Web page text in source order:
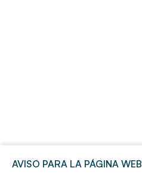
AVISO PARA LA PÁGINA WEB